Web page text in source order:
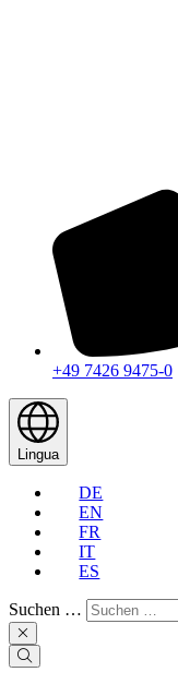
+49 7426 9475-0
Lingua
DE
EN
FR
IT
ES
Suchen …